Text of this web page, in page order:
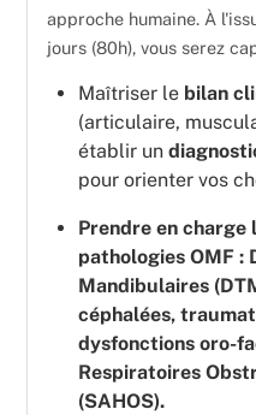
approche humaine. À
jours (80h), vous serez
Maîtriser le bilan
(articulaire,
établir un
pour orienter vos
Prendre en charge
pathologies OMF :
Mandibulaires
céphalées,
dysfonctions oro-
Respiratoires
(SAHOS).